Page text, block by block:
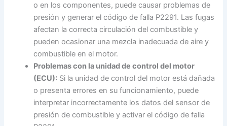
o en los componentes, puede causar problemas de
presión y generar el código de falla P2291. Las fugas
afectan la correcta circulación del combustible y
pueden ocasionar una mezcla inadecuada de aire y
combustible en el motor.
Problemas con la unidad de control del motor
(ECU): Si la unidad de control del motor está dañada
o presenta errores en su funcionamiento, puede
interpretar incorrectamente los datos del sensor de
presión de combustible y activar el código de falla